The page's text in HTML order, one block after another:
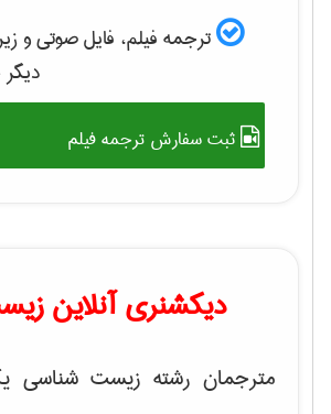
ترجمه فیلم، فایل صوتی و
ثبت سفارش ترجمه فیلم
دیکشنری آنلاین
مترجمان رشته زیست شناسی